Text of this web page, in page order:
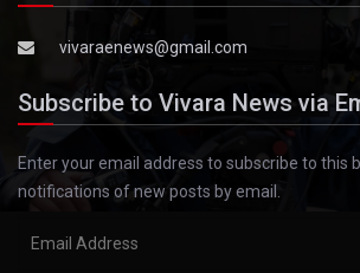
vivaraenews@gmail.com
Subscribe to Vivara News via
Enter your email address to subscribe to this
notifications of new posts by email.